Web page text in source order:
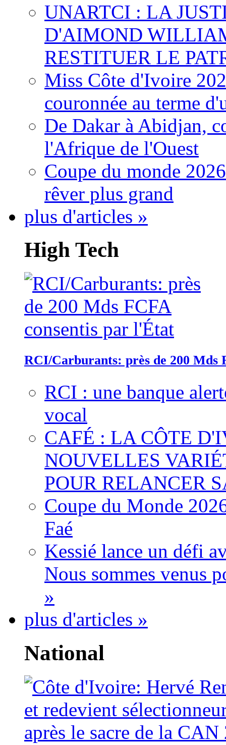
UNARTCI : LA
D'AIMOND
RESTITUER LE
Miss Côte d'Ivoire
couronnée au terme
De Dakar à Abidjan,
l'Afrique de l'Ouest
Coupe du monde
rêver plus grand
plus d'articles »
High Tech
RCI/Carburants: près de 200 Mds
RCI : une banque
vocal
CAFÉ : LA CÔTE
NOUVELLES
POUR RELANCER
Coupe du Monde
Faé
Kessié lance un défi
Nous sommes venus
»
plus d'articles »
National